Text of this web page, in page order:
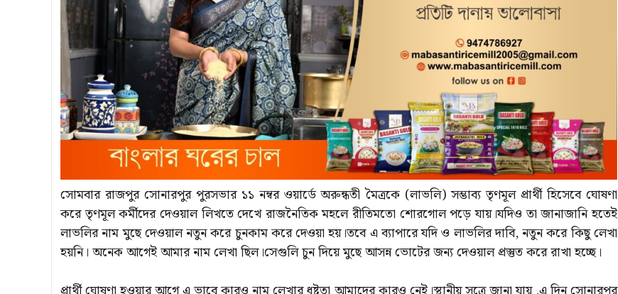
সোমবার রাজপুর সোনারপুর পুরসভার ১১ নম্বর ওয়ার্ডে অরুন্ধতী মৈত্রকে (লাভলি) সম্ভাব্য তৃণমূল প্রার্থী হিসেবে ঘোষণা
করে তৃণমূল কর্মীদের দেওয়াল লিখতে দেখে রাজনৈতিক মহলে রীতিমতো শোরগোল পড়ে যায়।যদিও তা জানাজানি হতেই
লাভলির নাম মুছে দেওয়াল নতুন করে চুনকাম করে দেওয়া হয়।তবে এ ব্যাপারে যদি ও লাভলির দাবি, নতুন করে কিছু লেখা
হয়নি। অনেক আগেই আমার নাম লেখা ছিল।সেগুলি চুন দিয়ে মুছে আসন্ন ভোটের জন্য দেওয়াল প্রস্তুত করে রাখা হচ্ছে।